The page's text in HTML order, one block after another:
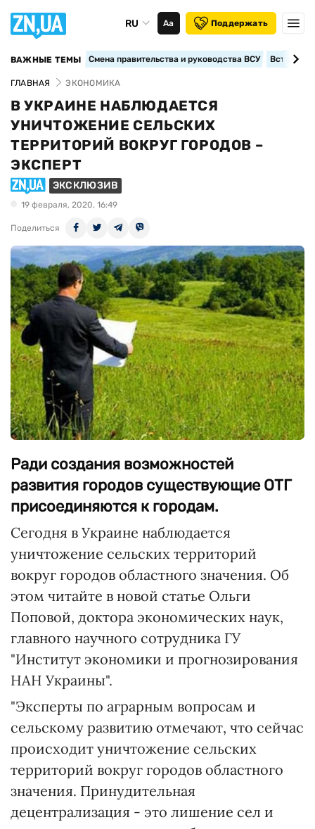
RU Аа Поддержать
ВАЖНЫЕ ТЕМЫ Смена правительства и руководства ВСУ
ГЛАВНАЯ ЭКОНОМИКА
В УКРАИНЕ НАБЛЮДАЕТСЯ
УНИЧТОЖЕНИЕ СЕЛЬСКИХ
ТЕРРИТОРИЙ ВОКРУГ ГОРОДОВ –
ЭКСПЕРТ
ЭКСКЛЮЗИВ
19 февраля, 2020, 16:49
Поделиться
Ради создания возможностей
развития городов существующие ОТГ
присоединяются к городам.
Сегодня в Украине наблюдается
уничтожение сельских территорий
вокруг городов областного значения. Об
этом читайте в новой статье Ольги
Поповой, доктора экономических наук,
главного научного сотрудника ГУ
"Институт экономики и прогнозирования
НАН Украины".
"Эксперты по аграрным вопросам и
сельскому развитию отмечают, что сейчас
происходит уничтожение сельских
территорий вокруг городов областного
значения. Принудительная
децентрализация - это лишение сел и